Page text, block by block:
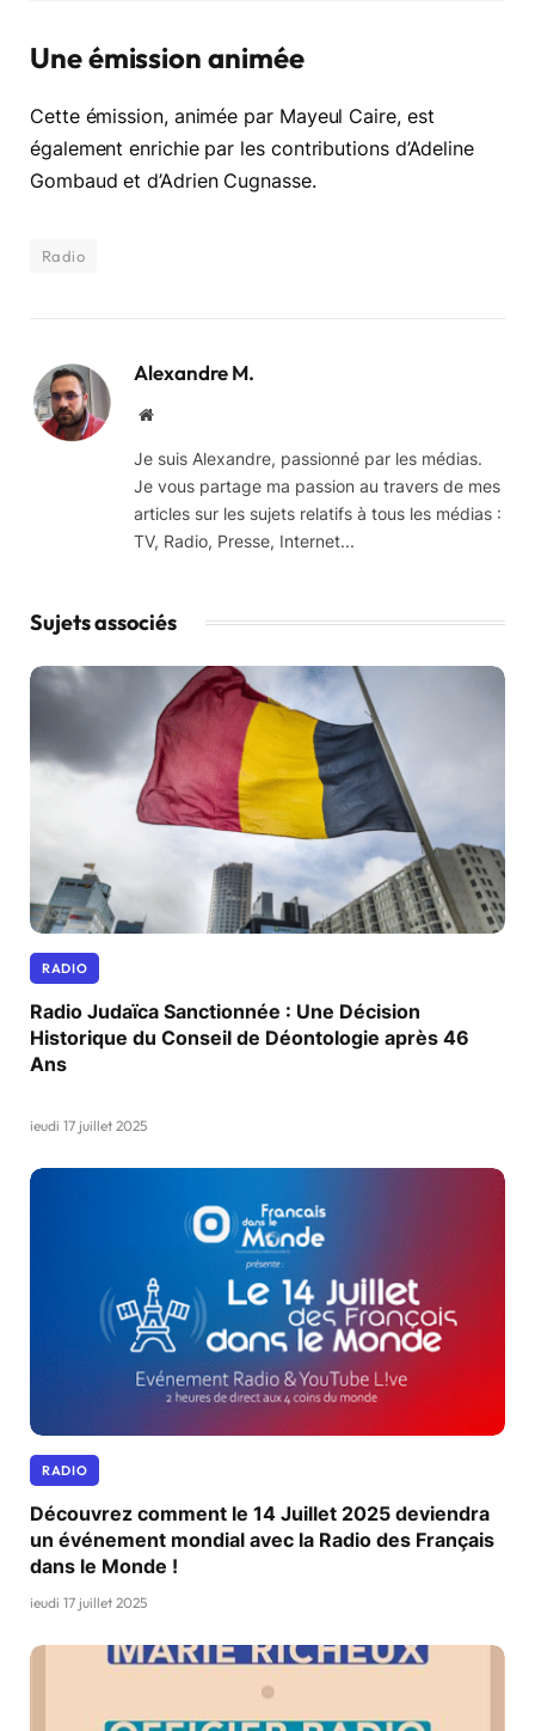
Une émission animée
Cette émission, animée par Mayeul Caire, est
également enrichie par les contributions d’Adeline
Gombaud et d’Adrien Cugnasse.
Radio
Alexandre M.
Website
Je suis Alexandre, passionné par les médias.
Je vous partage ma passion au travers de mes
articles sur les sujets relatifs à tous les médias :
TV, Radio, Presse, Internet...
Sujets associés
RADIO
Radio Judaïca Sanctionnée : Une Décision
Historique du Conseil de Déontologie après 46
Ans
jeudi 17 juillet 2025
RADIO
Découvrez comment le 14 Juillet 2025 deviendra
un événement mondial avec la Radio des Français
dans le Monde !
jeudi 17 juillet 2025